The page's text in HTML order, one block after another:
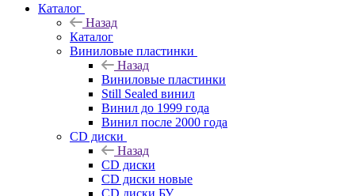
Каталог
Назад
Каталог
Виниловые пластинки
Назад
Виниловые пластинки
Still Sealed винил
Винил до 1999 года
Винил после 2000 года
CD диски
Назад
CD диски
CD диски новые
CD диски БУ